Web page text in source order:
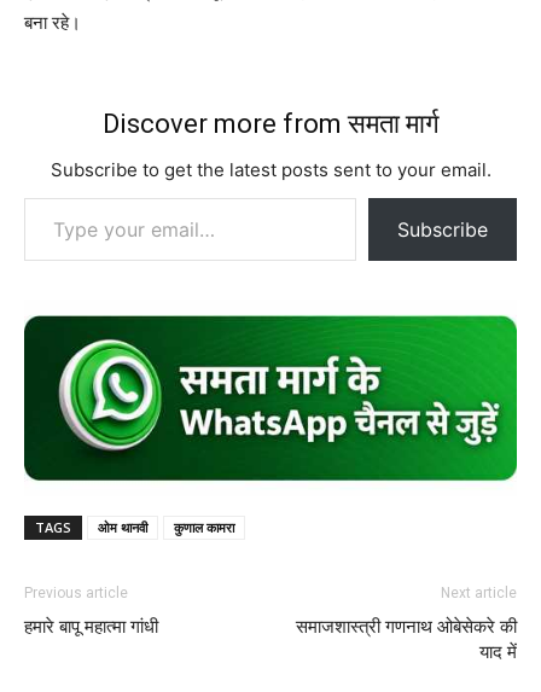
बना रहे।
Discover more from समता मार्ग
Subscribe to get the latest posts sent to your email.
Type your email…
Subscribe
TAGS ओम थानवी कुणाल कामरा
Previous article
हमारे बापू महात्मा गांधी
Next article
समाजशास्त्री गणनाथ ओबेसेकरे की
याद में